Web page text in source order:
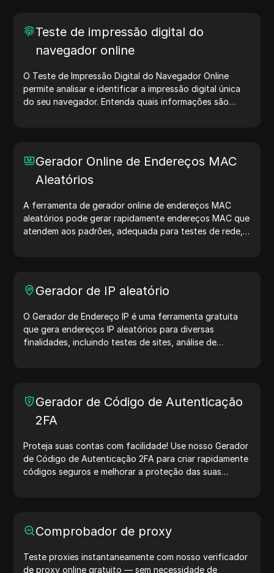
de trabalho — comece a gerar user agents hoje mesmo!
Teste de impressão digital do
navegador online
O Teste de Impressão Digital do Navegador Online
permite analisar e identificar a impressão digital única
do seu navegador. Entenda quais informações são
Gerador Online de Endereços MAC
Aleatórios
A ferramenta de gerador online de endereços MAC
aleatórios pode gerar rapidamente endereços MAC que
atendem aos padrões, adequada para testes de rede,
Gerador de IP aleatório
O Gerador de Endereço IP é uma ferramenta gratuita
que gera endereços IP aleatórios para diversas
finalidades, incluindo testes de sites, análise de
para testar geolocalização, verificar privacidade e
muito mais. Simplifique seus fluxos de trabalho e
otimize seu processo de desenvolvimento — gere
Gerador de Código de Autenticação
2FA
Proteja suas contas com facilidade! Use nosso Gerador
de Código de Autenticação 2FA para criar rapidamente
códigos seguros e melhorar a proteção das suas
Comprobador de proxy
Teste proxies instantaneamente com nosso verificador
de proxy online gratuito — sem necessidade de